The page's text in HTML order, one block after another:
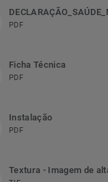
PDF
Ficha Técnica
PDF
Instalação
PDF
Textura - Imagem de